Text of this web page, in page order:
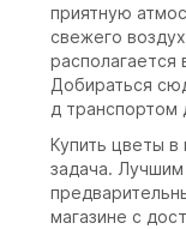
приятную
свежего
Добираться
д транспортом
Купить цветы в
задача.
магазине с